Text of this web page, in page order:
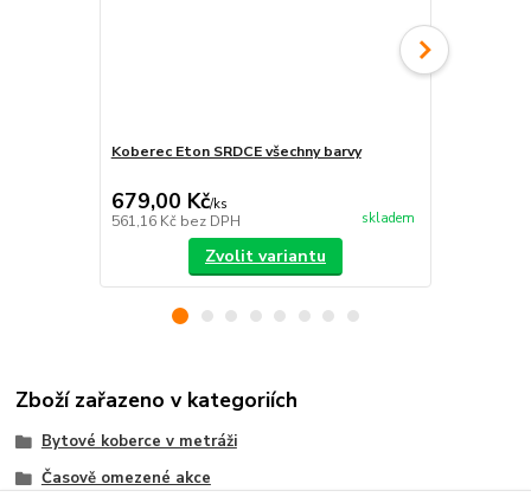
Koberec Eton SRDCE všechny barvy
679,00 Kč/ks
561,16 Kč bez DPH skladem
Zvolit variantu
Zboží zařazeno v kategoriích
Bytové koberce v metráži
Časově omezené akce